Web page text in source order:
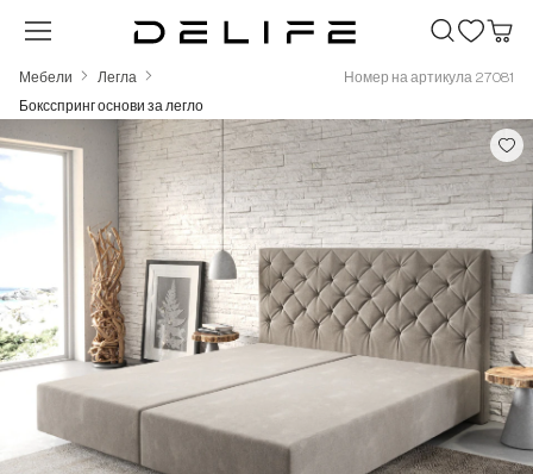
Преминете към основното съдържание
Мебели
Легла
Боксспринг основи за легло
Номер на артикула 27081
Пропуснете галерия с изображения